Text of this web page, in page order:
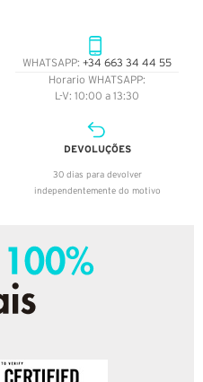
WHATSAPP: +34 663 34 44 55
Horario WHATSAPP:
L-V: 10:00 a 13:30
DEVOLUÇÕES
30 dias para devolver
independentemente do motivo